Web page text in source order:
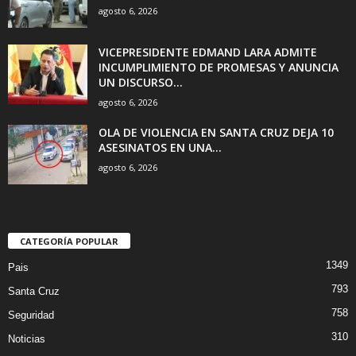
agosto 6, 2026
VICEPRESIDENTE EDMAND LARA ADMITE
INCUMPLIMIENTO DE PROMESAS Y ANUNCIA
UN DISCURSO...
agosto 6, 2026
OLA DE VIOLENCIA EN SANTA CRUZ DEJA 10
ASESINATOS EN UNA...
agosto 6, 2026
CATEGORÍA POPULAR
Pais 1349
Santa Cruz 793
Seguridad 758
Noticias
310